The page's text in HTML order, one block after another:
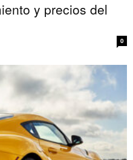
y precios del
0